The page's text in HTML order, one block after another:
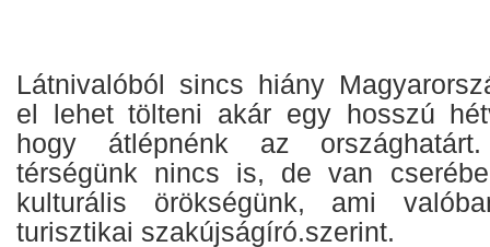
Látnivalóból sincs hiány
el lehet tölteni akár egy hosszú
hogy átlépnénk az
térségünk nincs is, de van
kulturális örökségünk, ami
turisztikai szakújságíró.szerint.